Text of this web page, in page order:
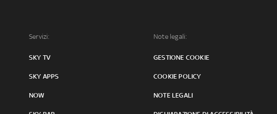
Servizi:
SKY TV
SKY APPS
NOW
Note legali:
GESTIONE COOKIE
COOKIE POLICY
NOTE LEGALI